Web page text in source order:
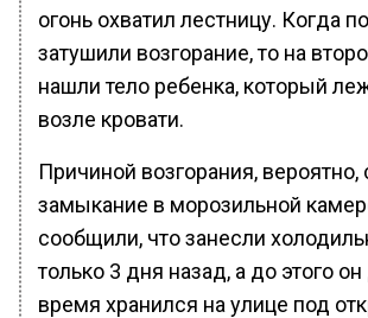
огонь охватил лестницу. Когда
затушили возгорание, то на
нашли тело ребенка, который
возле кровати.
Причиной возгорания, вероятно,
замыкание в морозильной
сообщили, что занесли
только 3 дня назад, а до этого
время хранился на улице под